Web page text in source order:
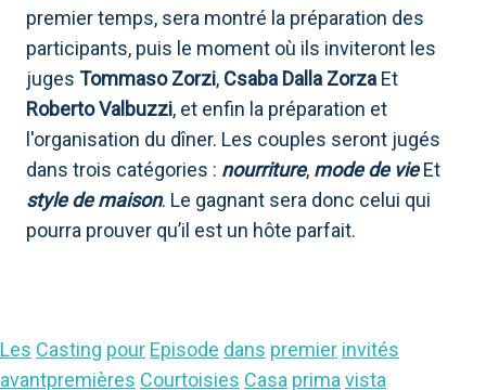
premier temps, sera montré la préparation des
participants, puis le moment où ils inviteront les
juges Tommaso Zorzi, Csaba Dalla Zorza Et
Roberto Valbuzzi, et enfin la préparation et
l'organisation du dîner. Les couples seront jugés
dans trois catégories : nourriture, mode de vieEt
style de maison. Le gagnant sera donc celui qui
pourra prouver qu’il est un hôte parfait.
Les Casting pour Episode dans premier invités
avantpremières Courtoisies Casa prima vista